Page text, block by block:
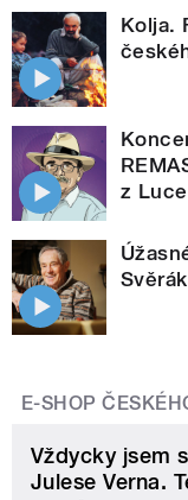
Kolja.
z
E-SHOP
Vždycky jsem
Julese Verna.